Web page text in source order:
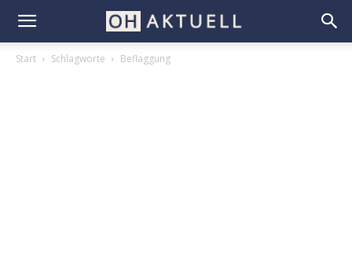
Start Schlagworte Beflaggung